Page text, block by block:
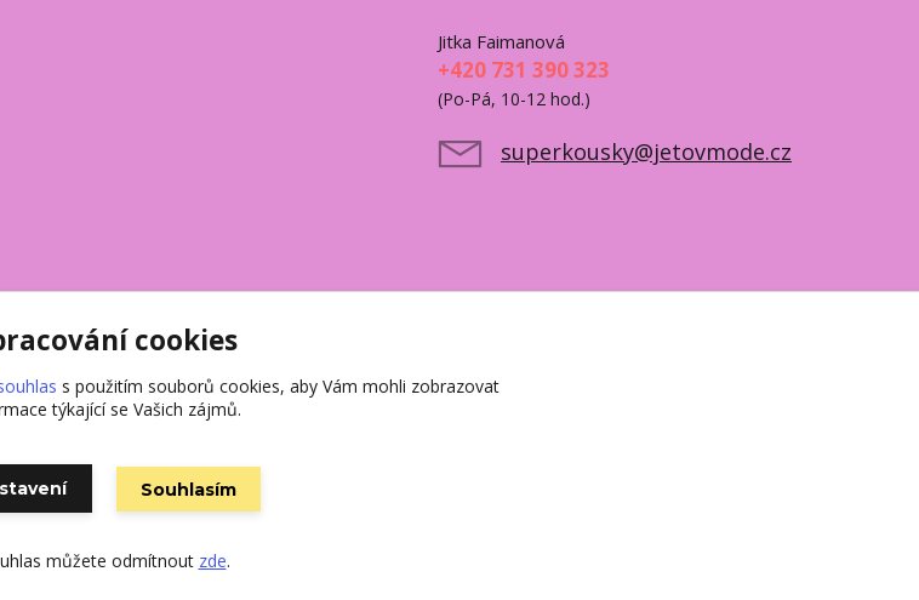
Jitka Faimanová
+420 731 390 323
(Po-Pá, 10-12 hod.)
superkousky@jetovmode.cz
na Eshop-rychle.cz
cookies
s použitím souborů cookies, aby Vám mohli zobrazovat
týkající se Vašich zájmů.
Souhlasím
můžete odmítnout zde.